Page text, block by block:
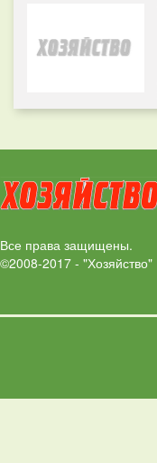
Все права защищены.
©2008-2017 - "Хозяйство"